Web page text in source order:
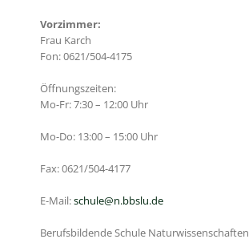
Vorzimmer:
Frau Karch
Fon: 0621/504-4175
Öffnungszeiten:
Mo-Fr: 7:30 – 12:00 Uhr
Mo-Do: 13:00 – 15:00 Uhr
Fax: 0621/504-4177
E-Mail:schule@n.bbslu.de
Berufsbildende Schule Naturwissenschaften